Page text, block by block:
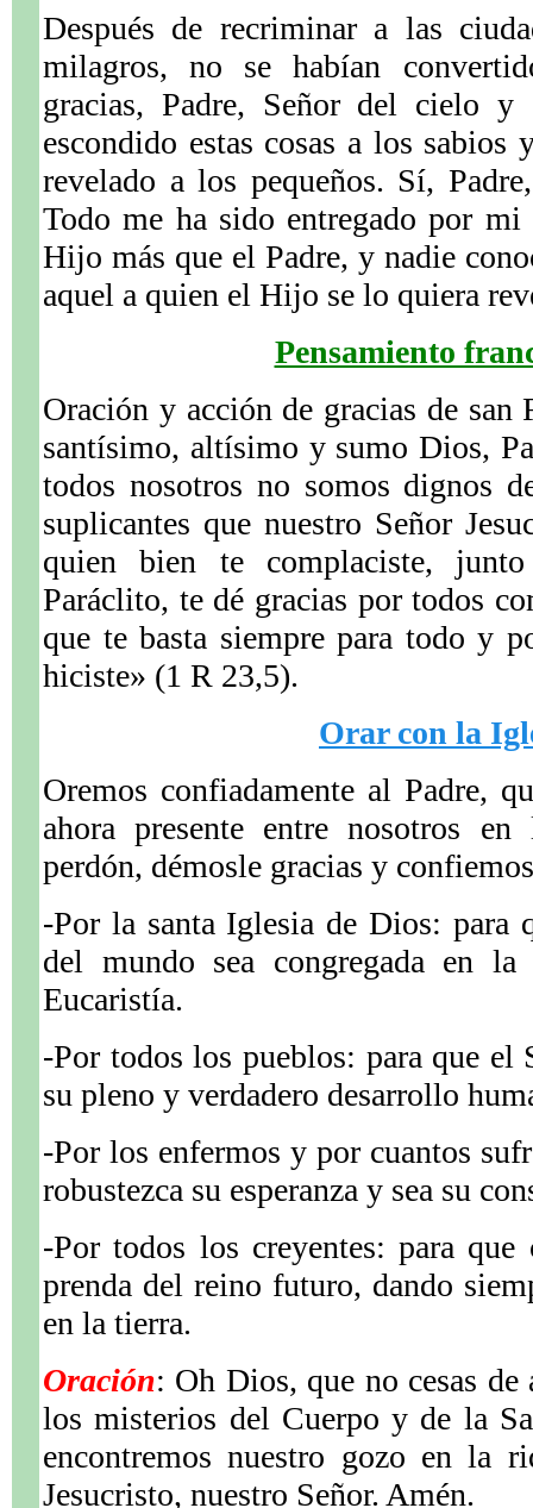
Después de recriminar a las
milagros, no se habían
gracias, Padre, Señor del cielo
escondido estas cosas a los sabios
revelado a los pequeños. Sí,
Todo me ha sido entregado por
Hijo más que el Padre, y nadie
aquel a quien el Hijo se lo quiera
Pensamiento
Oración y acción de gracias de san
santísimo, altísimo y sumo Dios,
todos nosotros no somos dignos
suplicantes que nuestro Señor
quien bien te complaciste,
Paráclito, te dé gracias por todos
que te basta siempre para todo y
hiciste» (1 R 23,5).
Orar con la
Oremos confiadamente al Padre,
ahora presente entre nosotros
perdón, démosle gracias y
-Por la santa Iglesia de Dios: para
del mundo sea congregada en
Eucaristía.
-Por todos los pueblos: para que el
su pleno y verdadero desarrollo
-Por los enfermos y por cuantos
robustezca su esperanza y sea su
-Por todos los creyentes: para que
prenda del reino futuro, dando
en la tierra.
Oración: Oh Dios, que no cesas
los misterios del Cuerpo y de la
encontremos nuestro gozo en la
Jesucristo, nuestro Señor. Amén.